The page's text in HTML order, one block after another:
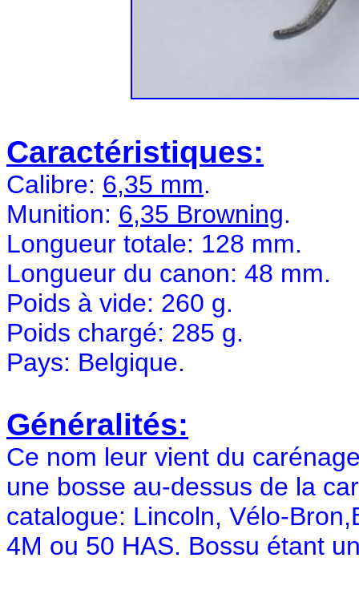
Caractéristiques:
Calibre: 6,35 mm.
Munition: 6,35 Browning.
Longueur totale: 128 mm.
Longueur du canon: 48 mm.
Poids à vide: 260 g.
Poids chargé: 285 g.
Pays: Belgique.
Généralités:
Ce nom leur vient du
une bosse au-dessus de la
catalogue: Lincoln, Vélo-
4M ou 50 HAS. Bossu étant